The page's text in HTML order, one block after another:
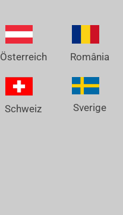
Österreich România
Schweiz Sverige